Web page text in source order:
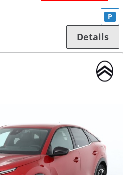
P
Details